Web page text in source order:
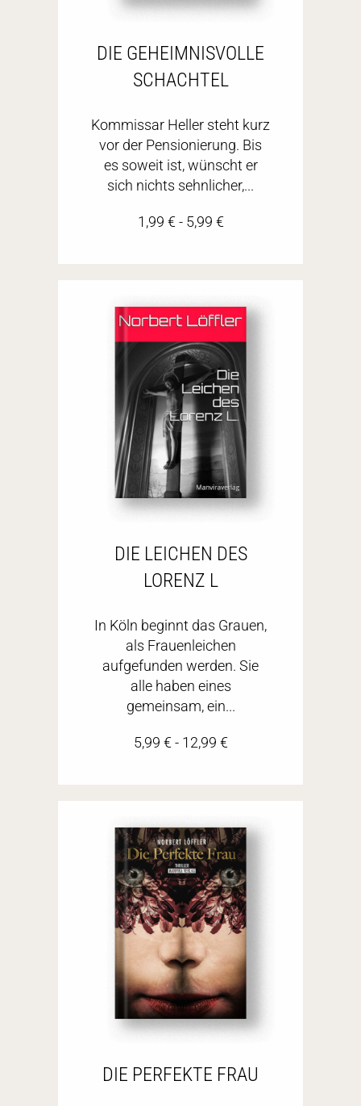
DIE GEHEIMNISVOLLE
SCHACHTEL
Kommissar Heller steht kurz
vor der Pensionierung. Bis
es soweit ist, wünscht er
sich nichts sehnlicher,...
1,99 € - 5,99 €
DIE LEICHEN DES
LORENZ L
In Köln beginnt das Grauen,
als Frauenleichen
aufgefunden werden. Sie
alle haben eines
gemeinsam, ein...
5,99 € - 12,99 €
DIE PERFEKTE FRAU